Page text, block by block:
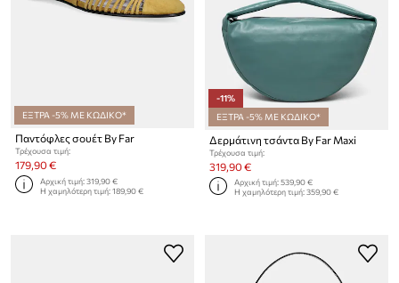
ΕΞΤΡΑ -5% ΜΕ ΚΩΔΙΚΟ*
Παντόφλες σουέτ By Far
Τρέχουσα τιμή:
179,90 €
Αρχική τιμή:319,90 €
Η χαμηλότερη τιμή:189,90 €
-11%
ΕΞΤΡΑ -5% ΜΕ ΚΩΔΙΚΟ*
Δερμάτινη τσάντα By Far Maxi
Τρέχουσα τιμή:
319,90 €
Αρχική τιμή:539,90 €
Η χαμηλότερη τιμή:359,90 €